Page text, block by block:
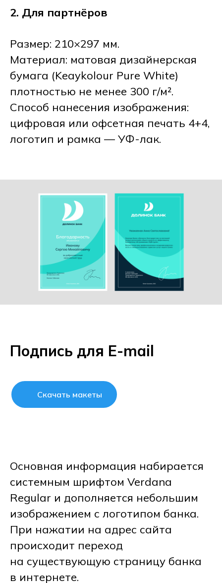
2. Для партнёров
Размер: 210×297 мм.
Материал: матовая дизайнерская
бумага (Keaykolour Pure White)
плотностью не менее 300 г/м².
Способ нанесения изображения:
цифровая или офсетная печать 4+4,
логотип и рамка — УФ-лак.
Подпись для E-mail
Скачать макеты
Основная информация набирается
системным шрифтом Verdana
Regular и дополняется небольшим
изображением с логотипом банка.
При нажатии на адрес сайта
происходит переход
на существующую страницу банка
в интернете.